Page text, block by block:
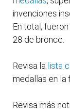
invenciones
En total,
28 de bronce.
Revisa la lista
medallas en la
Revisa más